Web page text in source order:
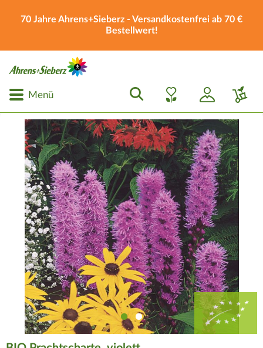
70 Jahre Ahrens+Sieberz - Versandkostenfrei ab 70 €
Bestellwert!
Menü